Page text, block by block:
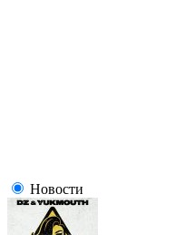
Новости